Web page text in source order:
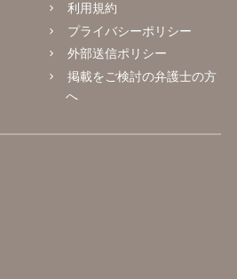
利用規約
プライバシーポリシー
外部送信ポリシー
掲載をご検討の弁護士の方
へ